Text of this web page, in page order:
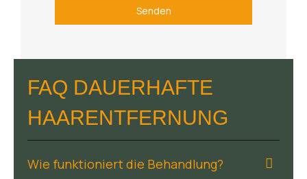
Senden
FAQ DAUERHAFTE
HAARENTFERNUNG
Wie funktioniert die Behandlung?